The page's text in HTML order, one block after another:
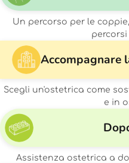
Un percorso per le
Accompagnare
Scegli un'ostetrica come
e in
Assistenza ostetrica a